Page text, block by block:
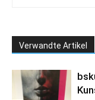
Verwandte Artikel